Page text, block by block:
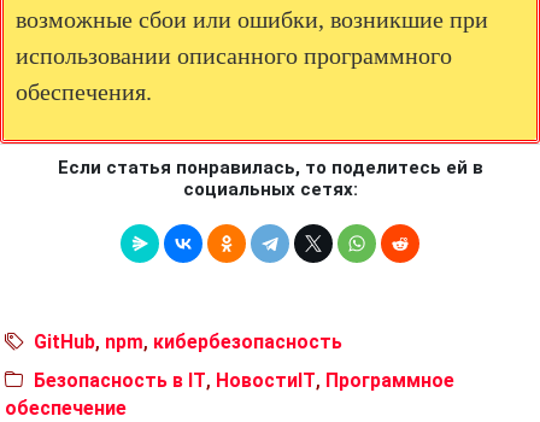
возможные сбои или ошибки, возникшие при
использовании описанного программного
обеспечения.
Если статья понравилась, то поделитесь ей в
социальных сетях:
GitHub, npm, кибербезопасность
Безопасность в IT, НовостиIT, Программное
обеспечение